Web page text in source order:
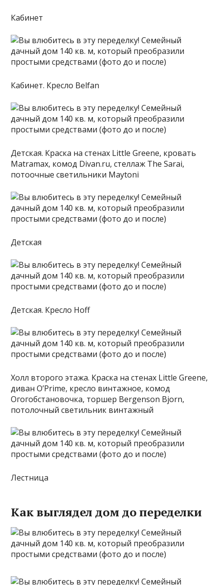
Кабинет
Кабинет. Кресло Belfan
Детская. Краска на стенах Little Greene, кровать
Matramax, комод Divan.ru, стеллаж The Sarai,
потоочные светильники Maytoni
Детская
Детская. Кресло Hoff
Холл второго этажа. Краска на стенах Little Greene,
диван O’Prime, кресло винтажное, комод
Огогобстановочка, торшер Bergenson Bjorn,
потолочный светильник винтажный
Лестница
Как выглядел дом до переделки